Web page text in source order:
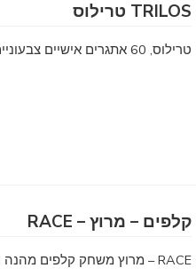
TRILOS טרילוס
טרילוס, 60 אתגרים אישיים צבעוניים, עשויים היטב וממגנטים במיוחד, המשחק לקהל הצעיר
קלפים – מרוץ – RACE
RACE – מרוץ משחק קלפים מהנה ומהיר במיוחד למשחק עם חברים ומשפחה